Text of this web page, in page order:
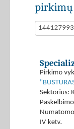
pirkimų
Pirkimo
Sektorius:
IV ketv.